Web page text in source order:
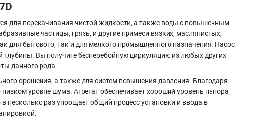
для перекачивания чистой жидкости, а также воды с повышенным
частицы, грязь, и другие примеси вязких, маслянистых,
для бытового, так и для мелкого промышленного назначения. Насос
Вы получите бесперебойную циркуляцию из любых других
данного рода.
орошения, а также для систем повышения давления. Благодаря
уровне шума. Агрегат обеспечивает хороший уровень напора
раз упрощает общий процесс установки и ввода в